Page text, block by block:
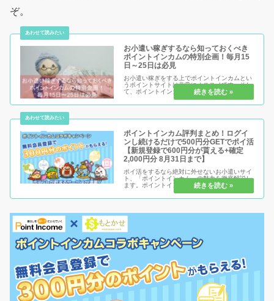
ぞ。
お小遣い稼ぎするなら知っておくべき
ポイントインカムの特別企画！毎月15
日～25日は必見
お小遣い稼ぎをする上でポイントインカムとい
うポイントサイトは非常にオススメです。そし
て、ポイントインカムをするのであればこの特
別企画が行われている期間に活動しないのは損
をするばかり！確実に得になる特別企画を制覇
ポイントインカム評判まとめ！ログイ
ンし続けるだけで500円分GETでポイ活
【新規登録で600円分が貰える+確定
2,000円分 8月31日まで】
ポイ活をするなら絶対に外せないお小遣いサイ
ト、「ポイントインカム」の魅力を徹底解説し
ます。ポイントインカムは、他サイトと比べて
「分かりやすさ」が段違い！その理由は、ポイ
ントを貯める時だけでなく「交換するタイミン